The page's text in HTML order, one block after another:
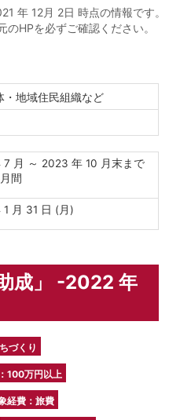
年 12月 2日 時点の情報です。
のHPを必ずご確認ください。
・地域住民組織など
7 月 ～ 2023 年 10 月末まで
間
月 31 日 (月)
成」 -2022 年
づくり
100万円以上
経費：旅費